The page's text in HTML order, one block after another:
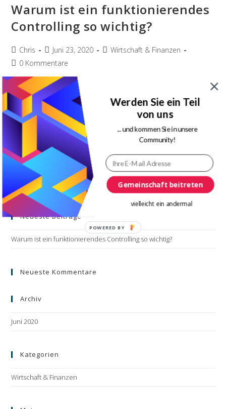
Warum ist ein funktionierendes
Controlling so wichtig?
Beitrags-
Autor:
Chris
Beitrag
veröffentlicht:
Juni 23, 2020
Beitrags-
Wirtschaft & Finanzen
Beitrags-
0 Kommentare
Hier erfahren Sie, warum ein funktionierendes Controlling
für Unternehmen so wichtig ist!
Warum
Funktionierendes
Controlling
Wichtig?
Neueste Beiträge
Warum ist ein funktionierendes Controlling so wichtig?
Neueste Kommentare
Archiv
Juni 2020
Kategorien
Wirtschaft & Finanzen
Gemeinschaft beitreten
Werden Sie ein Teil
von uns
... und kommen Sie in unsere
Community!
vielleicht ein andermal
POWERED BY